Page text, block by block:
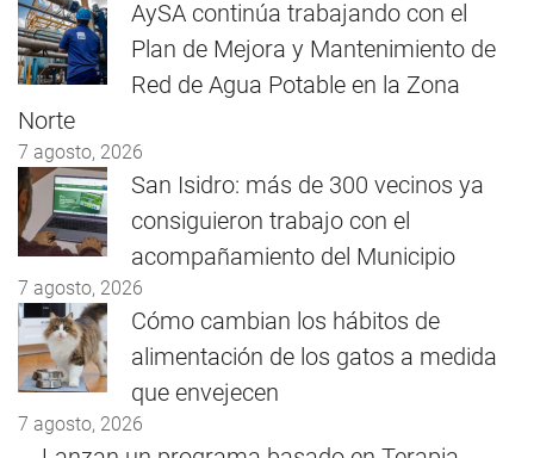
AySA continúa trabajando con el
Plan de Mejora y Mantenimiento de
Red de Agua Potable en la Zona
Norte
7 agosto, 2026
San Isidro: más de 300 vecinos ya
consiguieron trabajo con el
acompañamiento del Municipio
7 agosto, 2026
Cómo cambian los hábitos de
alimentación de los gatos a medida
que envejecen
7 agosto, 2026